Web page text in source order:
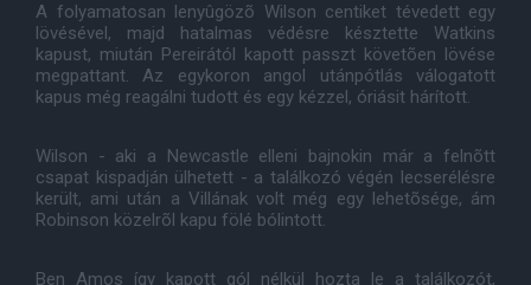
A folyamatosan lenyûgözõ Wilson centiket tévedett egy
lövésével, majd hatalmas védésre késztette Watkins
kapust, miután Pereirától kapott passzt követõen lövése
megpattant. Az egykoron angol utánpótlás válogatott
kapus még reagálni tudott és egy kézzel, óriásit hárított.
Wilson - aki a Newcastle elleni bajnokin már a felnõtt
csapat kispadján ülhetett - a találkozó végén lecserélésre
került, ami után a Villának volt még egy lehetõsége, ám
Robinson közelrõl kapu fölé bólintott.
Ben Amos így kapott gól nélkül hozta le a találkozót,